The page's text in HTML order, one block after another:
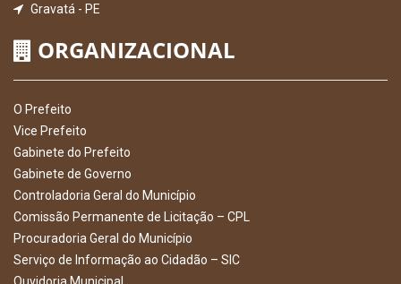
Gravatá - PE
ORGANIZACIONAL
O Prefeito
Vice Prefeito
Gabinete do Prefeito
Gabinete de Governo
Controladoria Geral do Município
Comissão Permanente de Licitação – CPL
Procuradoria Geral do Município
Serviço de Informação ao Cidadão – SIC
Ouvidoria Municipal